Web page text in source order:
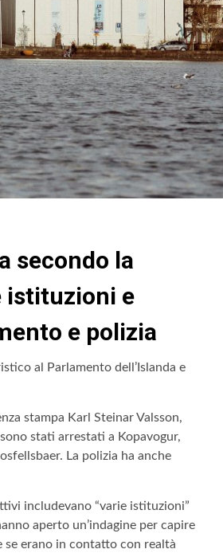
secondo la
istituzioni e
e polizia
al Parlamento dell’Islanda e
stampa Karl Steinar Valsson,
stati arrestati a Kopavogur,
La polizia ha anche
includevano “varie istituzioni”
aperto un’indagine per capire
se erano in contatto con realtà